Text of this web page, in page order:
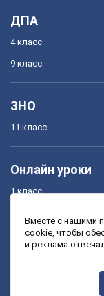
ДПА
4 класс
9 класс
ЗНО
11 класс
Онлайн уроки
1 класс
3 класс
Вместе с нашими
cookie, чтобы
и реклама